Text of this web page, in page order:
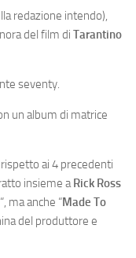
redazione intendo),
del film di Tarantino
seventy.
un album di matrice
ai 4 precedenti
insieme aRick Ross
“, ma anche “Made To
del produttore e